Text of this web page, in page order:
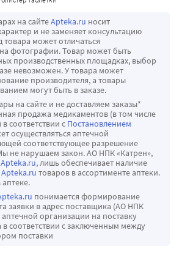
применении телмисартана и
увеличение показателей АUC0-
и рамиприлата в 2,5 раза.
этого явления не установлена.
препараты
увеличивать антигипертензивный
лекарственных средств.
свойств баклофена и
предположить, что они будут
эффект всех гипотензивных
Кроме того,
может усиливаться на фоне
наркотических средств
системного применения)
на сайтеApteka.ru носит
и не заменяет консультацию
может отличаться
фотографии. Товар может быть
производственных площадках, выбор
невозможен. У товара может
производителя, а товары
могут быть в заказе.
на сайте и не доставляем заказы*
продажа медикаментов (в том числе
соответствии с Постановлением
осуществляться аптечной
соответствующее разрешение
не нарушаем закон. АО НПК «Катрен»,
Apteka.ru, лишь обеспечивает наличие
Apteka.ru товаров в ассортименте аптеки.
понимается формирование
заявки в адрес поставщика (АО НПК
организации на поставку
соответствии с заключенным между
поставки